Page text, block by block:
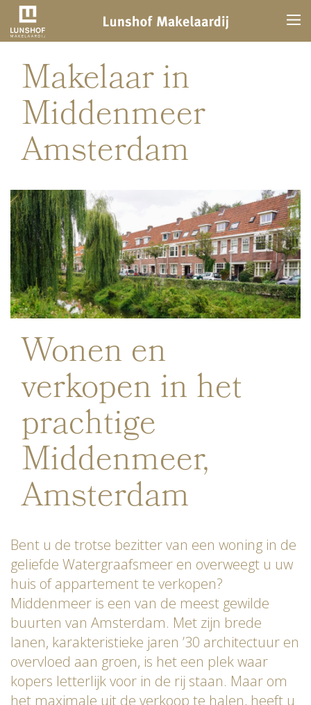
Makelaar in
Middenmeer
Amsterdam
Wonen en
verkopen in het
prachtige
Middenmeer,
Amsterdam
Bent u de trotse bezitter van een woning in de
geliefde Watergraafsmeer en overweegt u uw
huis of appartement te verkopen?
Middenmeer is een van de meest gewilde
buurten van Amsterdam. Met zijn brede
lanen, karakteristieke jaren ’30 architectuur en
overvloed aan groen, is het een plek waar
kopers letterlijk voor in de rij staan. Maar om
het maximale uit de verkoop te halen, heeft u